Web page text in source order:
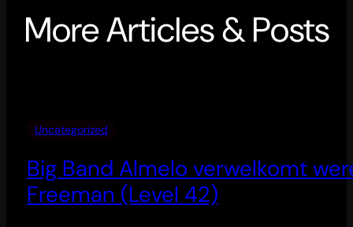
More Articles & Posts
Uncategorized
Big Band Almelo verwelkomt
Freeman (Level 42)